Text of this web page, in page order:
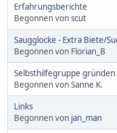
Erfahrungsberichte
Begonnen vonscut
Saugglocke - Extra Biete/
Begonnen von Florian_B
Selbsthilfegruppe
Begonnen vonSanne K.
Links
Begonnen von jan_man